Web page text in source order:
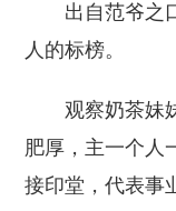
出自范爷之口
人的标榜。
观察奶茶妹妹
肥厚，主一个人
接印堂，代表事